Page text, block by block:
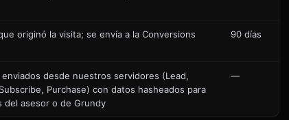
originó la visita; se envía a la Conversions
90 días
desde nuestros servidores (Lead,
Purchase) con datos hasheados para
del asesor o de Grundy
—